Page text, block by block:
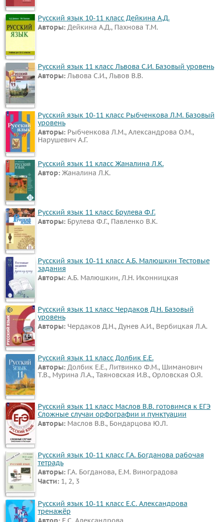
Русский язык 10-11 класс Дейкина А.Д.
Авторы: Дейкина А.Д., Пахнова Т.М.
Русский язык 11 класс Львова С.И. Базовый уровень
Авторы: Львова С.И., Львов В.В.
Русский язык 10-11 класс Рыбченкова Л.М. Базовый
уровень
Авторы: Рыбченкова Л.М., Александрова О.М.,
Нарушевич А.Г.
Русский язык 11 класс Жаналина Л.К.
Автор: Жаналина Л.К.
Русский язык 11 класс Брулева Ф.Г.
Авторы: Брулева Ф.Г., Павленко В.К.
Русский язык 10-11 класс А.Б. Малюшкин Тестовые
задания
Авторы: А.Б. Малюшкин, Л.Н. Иконницкая
Русский язык 11 класс Чердаков Д.Н. Базовый
уровень
Авторы: Чердаков Д.Н., Дунев А.И., Вербицкая Л.А.
Русский язык 11 класс Долбик Е.Е.
Авторы: Долбик Е.Е., Литвинко Ф.М., Шиманович
Т.В., Мурина Л.А., Таяновская И.В., Орловская О.Я.
Русский язык 11 класс Маслов В.В. готовимся к ЕГЭ
Сложные случаи орфографии и пунктуации
Авторы: Маслов В.В., Бондарцова Ю.Л.
Русский язык 10-11 класс Г.А. Богданова рабочая
тетрадь
Авторы: Г.А. Богданова, Е.М. Виноградова
Части: 1, 2, 3
Русский язык 10-11 класс Е.С. Александрова
тренажёр